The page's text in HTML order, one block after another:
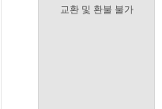
교환 및 환불 불가